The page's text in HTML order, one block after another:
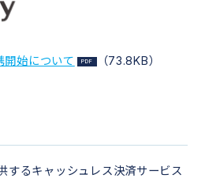
開始について （73.8KB）
するキャッシュレス決済サービス